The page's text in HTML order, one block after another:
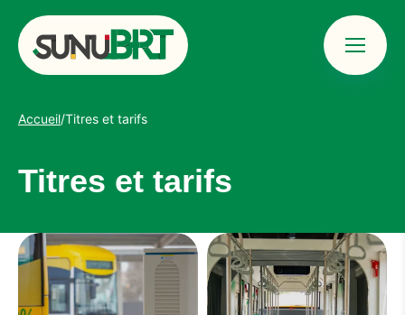
Menu
Accueil/Titres et tarifs
Titres et tarifs